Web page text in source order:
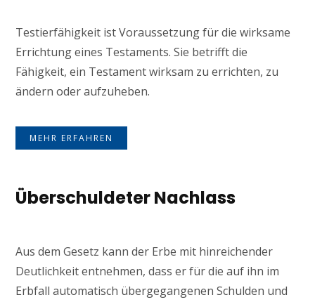
Testierfähigkeit ist Voraussetzung für die wirksame
Errichtung eines Testaments. Sie betrifft die
Fähigkeit, ein Testament wirksam zu errichten, zu
ändern oder aufzuheben.
MEHR ERFAHREN
Überschuldeter Nachlass
Aus dem Gesetz kann der Erbe mit hinreichender
Deutlichkeit entnehmen, dass er für die auf ihn im
Erbfall automatisch übergegangenen Schulden und